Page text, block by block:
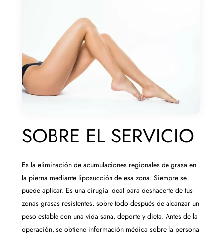
SOBRE EL SERVICIO
Es la eliminación de acumulaciones regionales de grasa en
la pierna mediante liposucción de esa zona. Siempre se
puede aplicar. Es una cirugía ideal para deshacerte de tus
zonas grasas resistentes, sobre todo después de alcanzar un
peso estable con una vida sana, deporte y dieta. Antes de la
operación, se obtiene información médica sobre la persona